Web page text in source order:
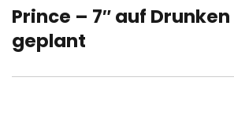
Nächster
Beitrag:
Prince – 7″ auf
geplant